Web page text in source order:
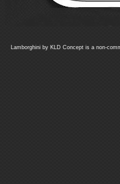
Lamborghini by KLD Concept is a non-